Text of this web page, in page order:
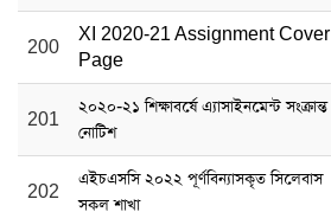
200
XI 2020-21 Assignment Cover
Page
201
২০২০-২১ শিক্ষাবর্ষে এ্যাসাইনমেন্ট সংক্রান্ত
নোটিশ
202
এইচএসসি ২০২২ পূর্ণবিন্যাসকৃত সিলেবাস
সকল শাখা